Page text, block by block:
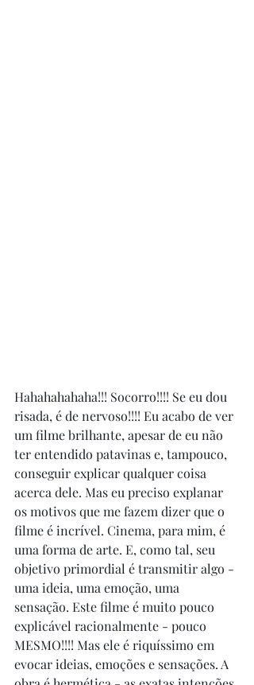
Hahahahahaha!!! Socorro!!!! Se eu dou
risada, é de nervoso!!!! Eu acabo de ver
um filme brilhante, apesar de eu não
ter entendido patavinas e, tampouco,
conseguir explicar qualquer coisa
acerca dele. Mas eu preciso explanar
os motivos que me fazem dizer que o
filme é incrível. Cinema, para mim, é
uma forma de arte. E, como tal, seu
objetivo primordial é transmitir algo -
uma ideia, uma emoção, uma
sensação. Este filme é muito pouco
explicável racionalmente - pouco
MESMO!!!! Mas ele é riquíssimo em
evocar ideias, emoções e sensações. A